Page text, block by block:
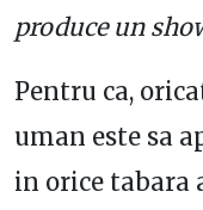
produce un
Pentru ca,
uman este sa
in orice tabara